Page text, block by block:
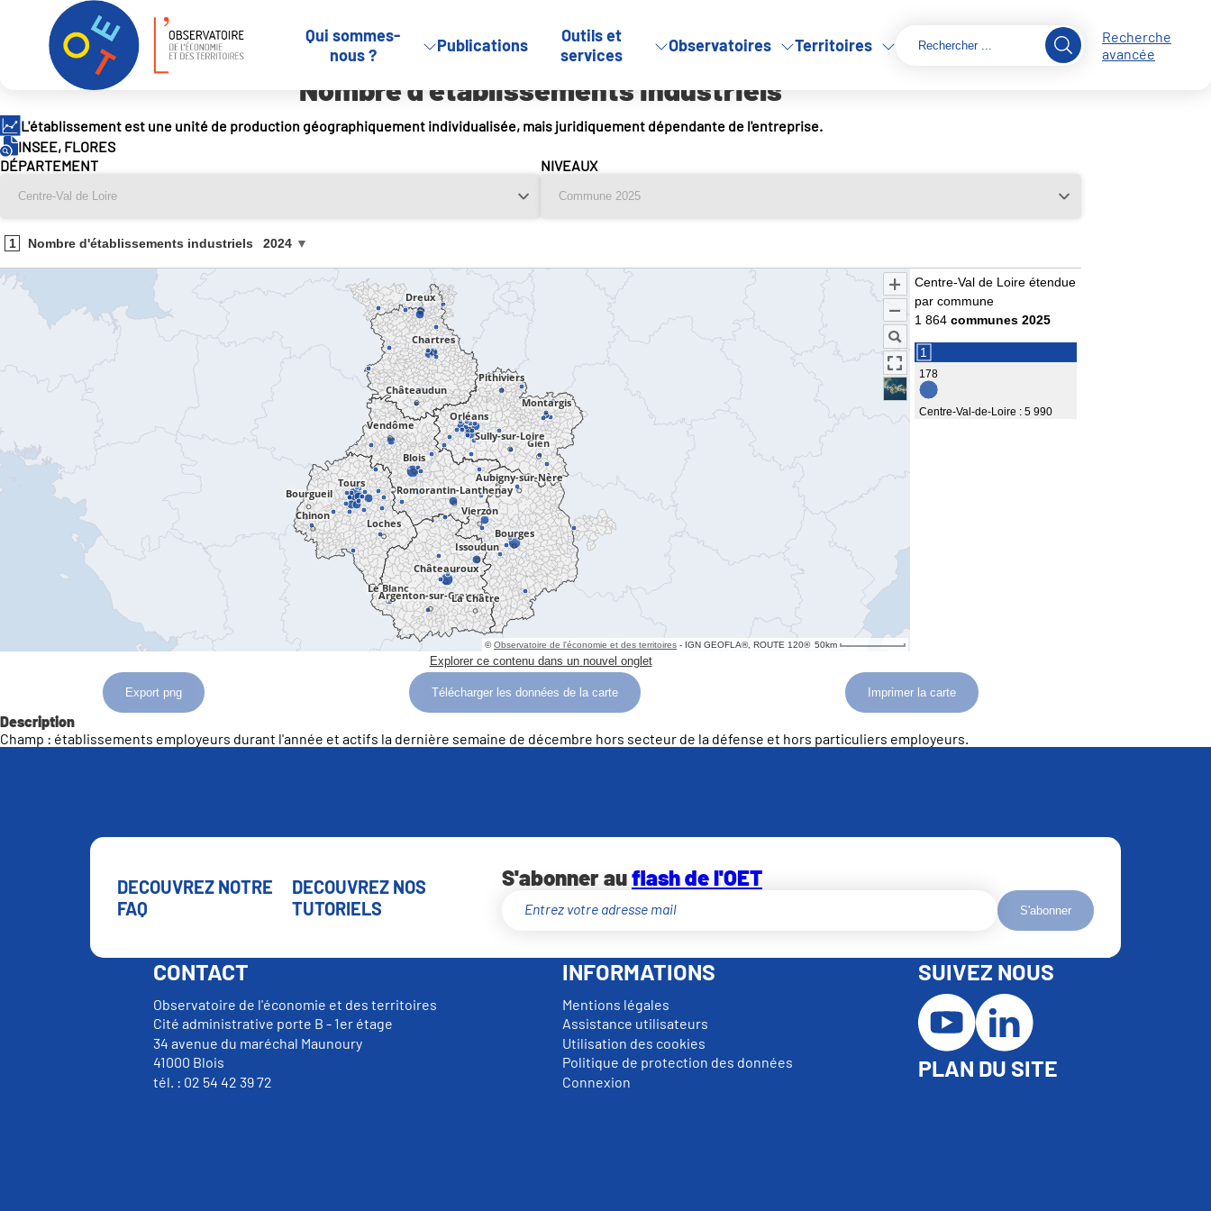
Panneau de gestion des cookies
Qui sommes-
nous ?
Publications
Outils et
services
Observatoires Territoires
Recherche
avancée
Outils et services Indicateurs en open data Nombre d’établissements industriels
Nombre d'établissements industriels
L'établissement est une unité de production géographiquement individualisée, mais juridiquement dépendante de l'entreprise.
INSEE, FLORES
DÉPARTEMENT
NIVEAUX
Export png Télécharger les données de la carte Imprimer la carte
Description
Champ : établissements employeurs durant l'année et actifs la dernière semaine de décembre hors secteur de la défense et hors particuliers employeurs.
DECOUVREZ NOTRE
FAQ
DECOUVREZ NOS
TUTORIELS
S'abonner auflash de l'OET
S'abonner
CONTACT
Observatoire de l'économie et des territoires
Cité administrative porte B - 1er étage
34 avenue du maréchal Maunoury
41000 Blois
tél. : 02 54 42 39 72
INFORMATIONS
Mentions légales
Assistance utilisateurs
Utilisation des cookies
Politique de protection des données
Connexion
SUIVEZ NOUS
PLAN DU SITE